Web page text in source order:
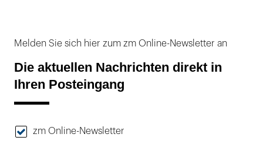
Melden Sie sich hier zum zm Online-Newsletter an
Die aktuellen Nachrichten direkt in
Ihren Posteingang
zm Online-Newsletter